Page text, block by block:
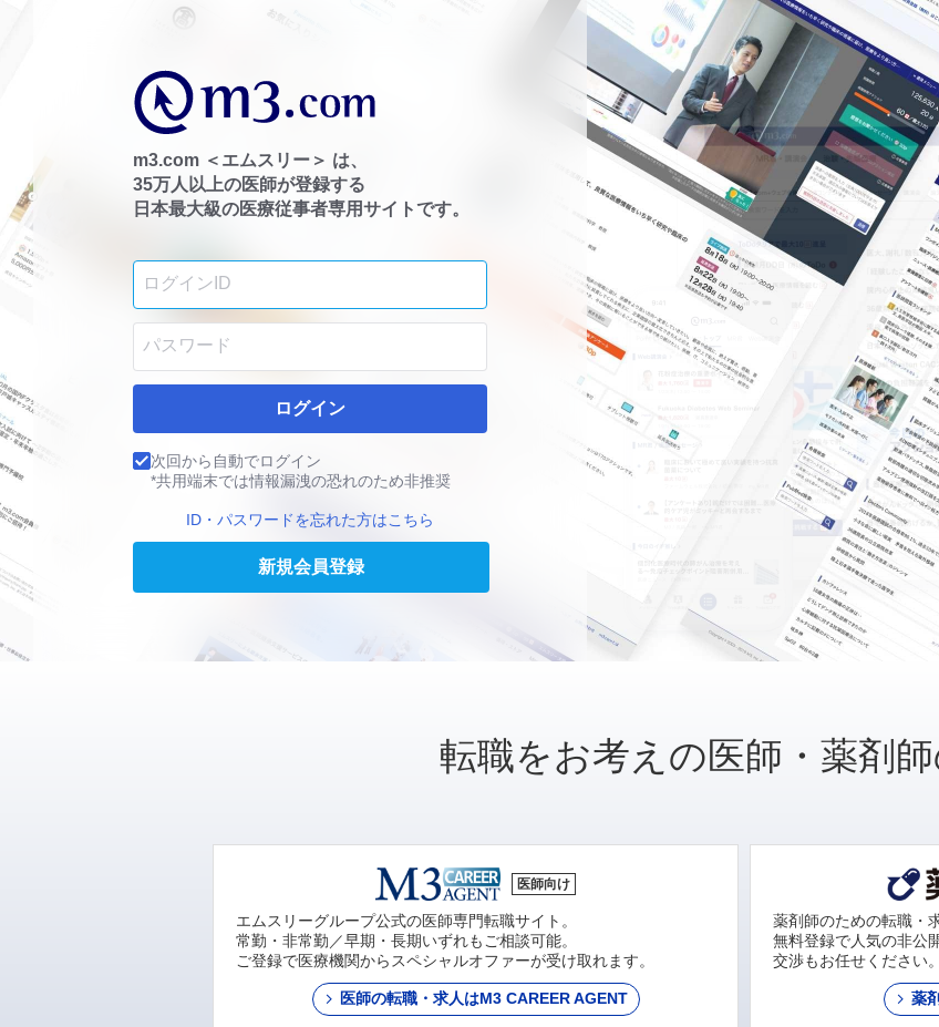
m3.com ＜エムスリー＞ は、
35万人以上の医師が登録する
日本最大級の医療従事者専用サイトです。
ログイン
次回から自動でログイン
*共用端末では情報漏洩の恐れのため非推奨
ID・パスワードを忘れた方はこちら
新規会員登録
転職をお考えの医師・薬剤
医師向け
エムスリーグループ公式の医師専門転職サイト。
常勤・非常勤／早期・長期いずれもご相談可能。
ご登録で医療機関からスペシャルオファーが受け取れます。
医師の転職・求人はM3 CAREER AGENT
薬剤師のための転職・
無料登録で人気の非公
交渉もお任せください。
薬